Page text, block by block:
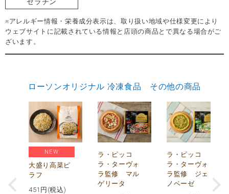
ゼラチン
※アレルギー情報・栄養成分表示は、取り扱い地域や仕様変更により
ウェブサイトに記載されている情報と店頭の商品とで異なる場合がご
ざいます。
ローソンオリジナル 冷凍食品 その他の商品
NEW
大盛り高菜ピ
ラフ
451 円(税込)
ラ・ピッコ
ラ・ターヴォ
ラ監修 マル
ゲリータ
ラ・ピッコ
ラ・ターヴォ
ラ監修 ジェ
ノベーゼ